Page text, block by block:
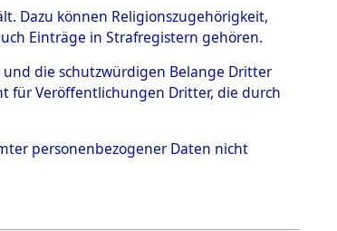
bei
→0002
Dazu können Religionszugehörigkeit,
Einträge in Strafregistern gehören.
und die schutzwürdigen Belange Dritter
für Veröffentlichungen Dritter, die durch
personenbezogener Daten nicht